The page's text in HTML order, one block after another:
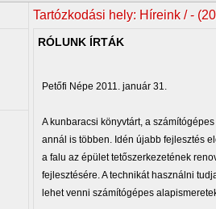
Tartózkodási hely: Híreink / -
RÓLUNK ÍRTÁK
Petőfi Népe 2011. január 31.
A kunbaracsi könyvtárt, a
annál is többen. Idén újabb fejlesztés
a falu az épület tetőszerkezetének
fejlesztésére. A technikát használni
lehet venni számítógépes